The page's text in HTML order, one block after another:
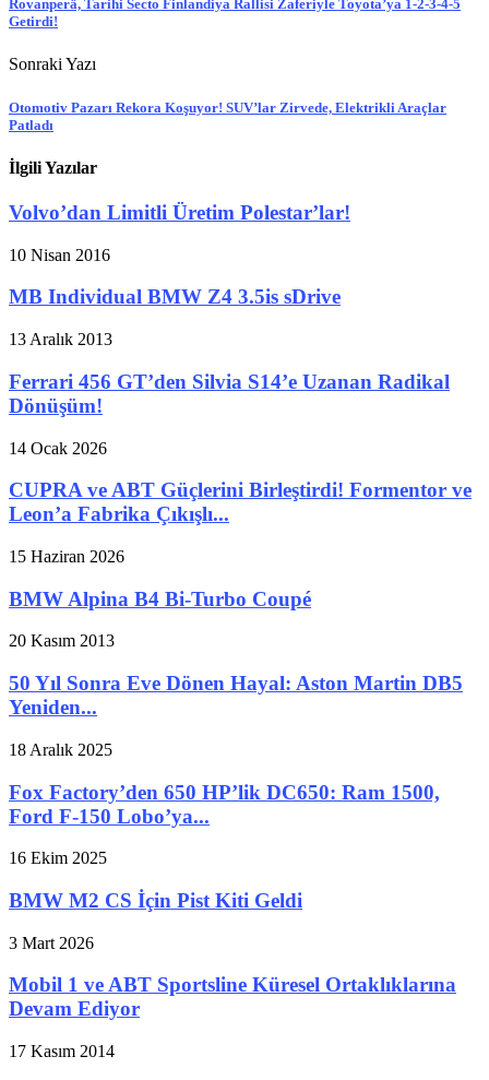
Rovanperä, Tarihi Secto Finlandiya Rallisi Zaferiyle Toyota’ya 1-2-3-4-5
Getirdi!
Sonraki Yazı
Otomotiv Pazarı Rekora Koşuyor! SUV’lar Zirvede, Elektrikli Araçlar
Patladı
İlgili Yazılar
Volvo’dan Limitli Üretim Polestar’lar!
10 Nisan 2016
MB Individual BMW Z4 3.5is sDrive
13 Aralık 2013
Ferrari 456 GT’den Silvia S14’e Uzanan Radikal
Dönüşüm!
14 Ocak 2026
CUPRA ve ABT Güçlerini Birleştirdi! Formentor ve
Leon’a Fabrika Çıkışlı...
15 Haziran 2026
BMW Alpina B4 Bi-Turbo Coupé
20 Kasım 2013
50 Yıl Sonra Eve Dönen Hayal: Aston Martin DB5
Yeniden...
18 Aralık 2025
Fox Factory’den 650 HP’lik DC650: Ram 1500,
Ford F-150 Lobo’ya...
16 Ekim 2025
BMW M2 CS İçin Pist Kiti Geldi
3 Mart 2026
Mobil 1 ve ABT Sportsline Küresel Ortaklıklarına
Devam Ediyor
17 Kasım 2014